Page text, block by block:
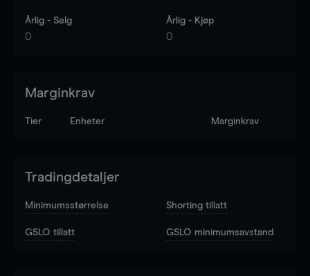
Årlig - Selg
0
Årlig - Kjøp
0
Marginkrav
Tier Enheter Marginkrav
Tradingdetaljer
Minimumsstørrelse Shorting tillatt
GSLO tillatt GSLO minimumsavstand